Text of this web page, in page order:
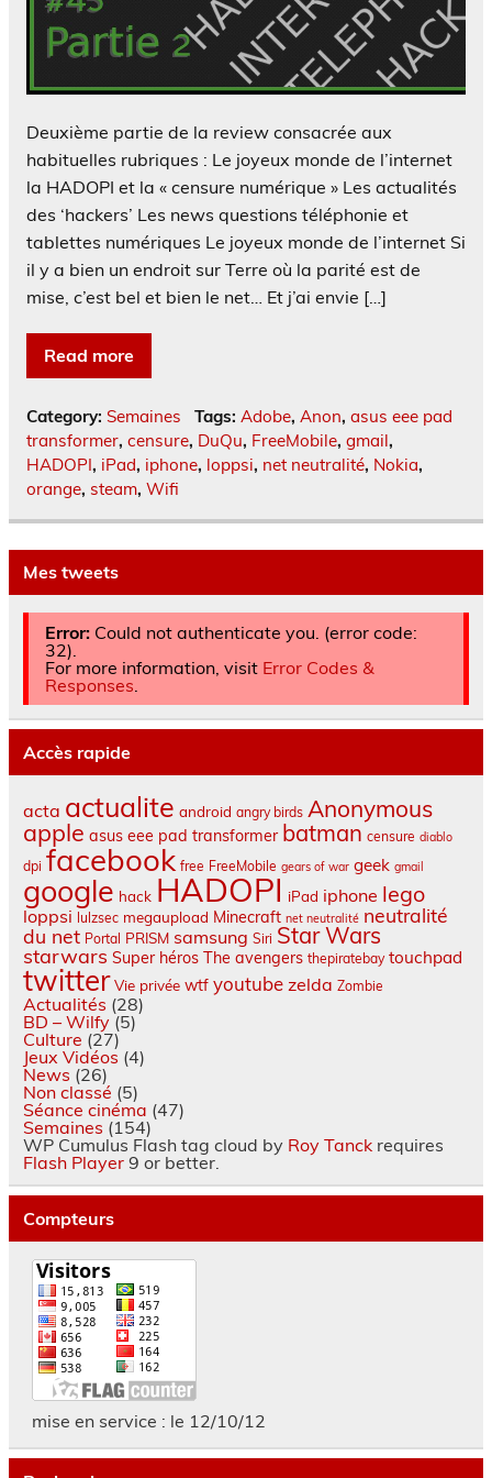
Deuxième partie de la review consacrée aux
habituelles rubriques : Le joyeux monde de l’internet
la HADOPI et la « censure numérique » Les actualités
des ‘hackers’ Les news questions téléphonie et
tablettes numériques Le joyeux monde de l’internet Si
il y a bien un endroit sur Terre où la parité est de
mise, c’est bel et bien le net… Et j’ai envie […]
Read more
Category: Semaines Tags: Adobe, Anon, asus eee pad
transformer, censure, DuQu, FreeMobile, gmail,
HADOPI, iPad, iphone, loppsi, net neutralité, Nokia,
orange, steam, Wifi
Mes tweets
Error:Could not authenticate you. (error code:
32).
For more information, visit Error Codes &
Responses
Accès rapide
acta actualite android angry birds Anonymous
apple asus eee pad transformer batman censure diablo
dpi facebook free FreeMobile gears of war geek gmail
google hack HADOPI iPad iphone lego
loppsi lulzsec megaupload Minecraft net neutralité neutralité
du net Portal PRISM samsung Siri Star Wars
starwars Super héros The avengers thepiratebay touchpad
twitter Vie privée wtf youtube zelda Zombie
Actualités (28)
BD – Wilfy(5)
Culture (27)
Jeux Vidéos (4)
News (26)
Non classé (5)
Séance cinéma (47)
Semaines (154)
WP Cumulus Flash tag cloud by Roy Tanckrequires
Flash Player9 or better.
Compteurs
mise en service : le 12/10/12